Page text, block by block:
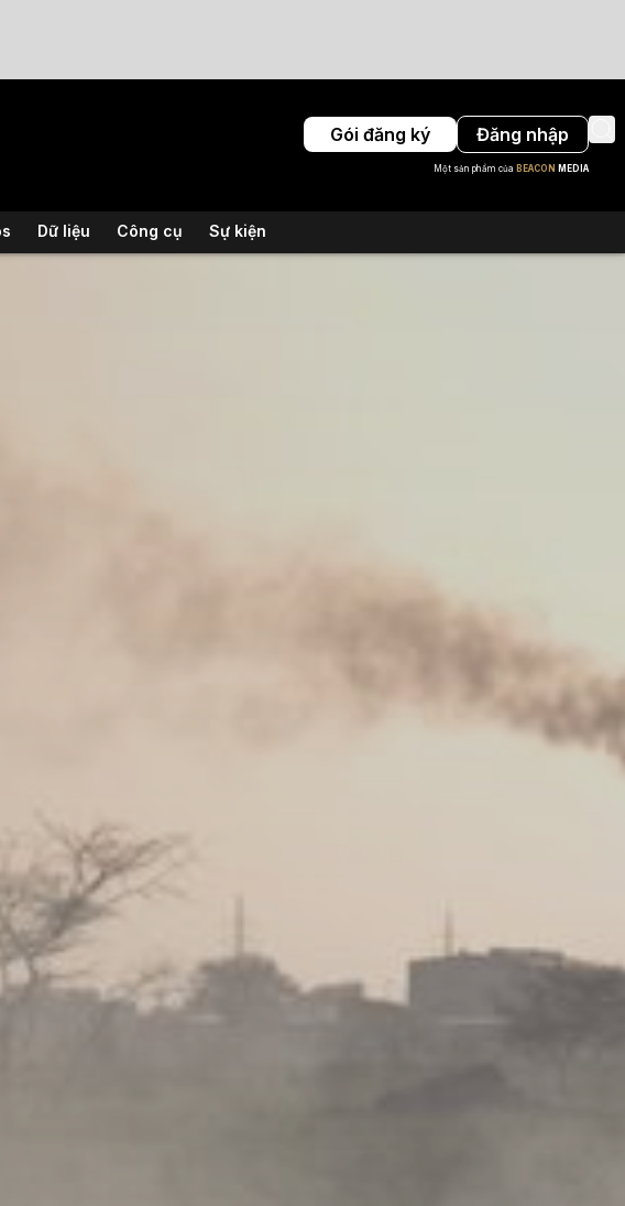
Gói đăng ký Đăng nhập
Một sản phẩm của BEACON MEDIA
Dữ liệu Công cụ Sự kiện